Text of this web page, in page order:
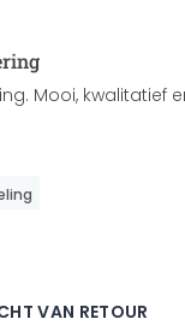
Mooi,
VAN RETOUR